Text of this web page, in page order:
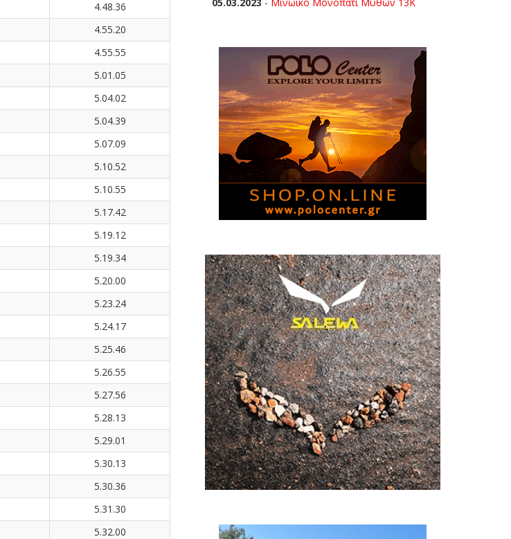
4.48.36
4.55.20
4.55.55
5.01.05
5.04.02
5.04.39
5.07.09
5.10.52
5.10.55
5.17.42
5.19.12
5.19.34
5.20.00
5.23.24
5.24.17
5.25.46
5.26.55
5.27.56
5.28.13
5.29.01
5.30.13
5.30.36
5.31.30
5.32.00